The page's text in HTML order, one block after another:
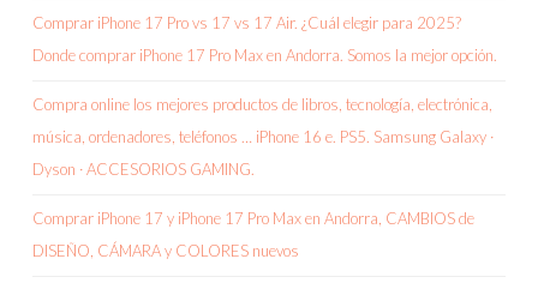
Comprar iPhone 17 Pro vs 17 vs 17 Air. ¿Cuál elegir para 2025?
Donde comprar iPhone 17 Pro Max en Andorra. Somos la mejor opción.
Compra online los mejores productos de libros, tecnología, electrónica,
música, ordenadores, teléfonos … iPhone 16 e. PS5. Samsung Galaxy ·
Dyson · ACCESORIOS GAMING.
Comprar iPhone 17 y iPhone 17 Pro Max en Andorra, CAMBIOS de
DISEÑO, CÁMARA y COLORES nuevos